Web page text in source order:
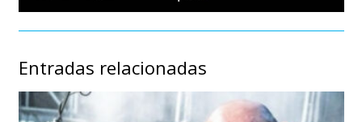
Entradas relacionadas